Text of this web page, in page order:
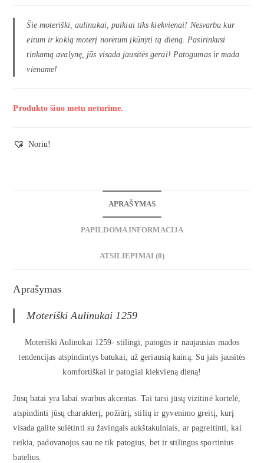
Šie moteriški, aulinukai, puikiai tiks kiekvienai! Nesvarbu kur
eitum ir kokią moterį norėtum įkūnyti tą dieną. Pasirinkusi
tinkamą avalynę, jūs visada jausitės gerai! Patogumas ir mada
viename!
Produkto šiuo metu neturime.
Noriu!
APRAŠYMAS
PAPILDOMA INFORMACIJA
ATSILIEPIMAI (0)
Aprašymas
Moteriški Aulinukai 1259
Moteriški Aulinukai 1259- stilingi, patogūs ir naujausias mados
tendencijas atspindintys batukai, už geriausią kainą. Su jais jausitės
komfortiškai ir patogiai kiekvieną dieną!
Jūsų batai yra labai svarbus akcentas. Tai tarsi jūsų vizitinė kortelė,
atspindinti jūsų charakterį, požiūrį, stilių ir gyvenimo greitį, kurį
visada galite sulėtinti su žavingais aukštakulniais, ar pagreitinti, kai
reikia, padovanojus sau ne tik patogius, bet ir stilingus sportinius
batelius.